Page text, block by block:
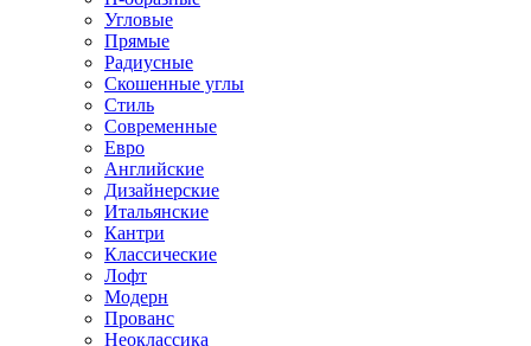
Угловые
Прямые
Радиусные
Скошенные углы
Стиль
Современные
Евро
Английские
Дизайнерские
Итальянские
Кантри
Классические
Лофт
Модерн
Прованс
Неоклассика